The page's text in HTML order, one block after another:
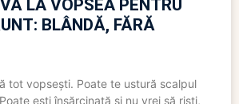
LA VOPSEA PENTRU
BLÂNDĂ, FĂRĂ
tot vopsești. Poate te ustură scalpul
ești însărcinată și nu vrei să riști,